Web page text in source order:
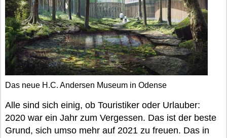
Das neue H.C. Andersen Museum in Odense
Alle sind sich einig, ob Touristiker oder Urlauber:
2020 war ein Jahr zum Vergessen. Das ist der beste
Grund, sich umso mehr auf 2021 zu freuen. Das in